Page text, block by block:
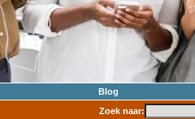
Blog
Zoek naar: